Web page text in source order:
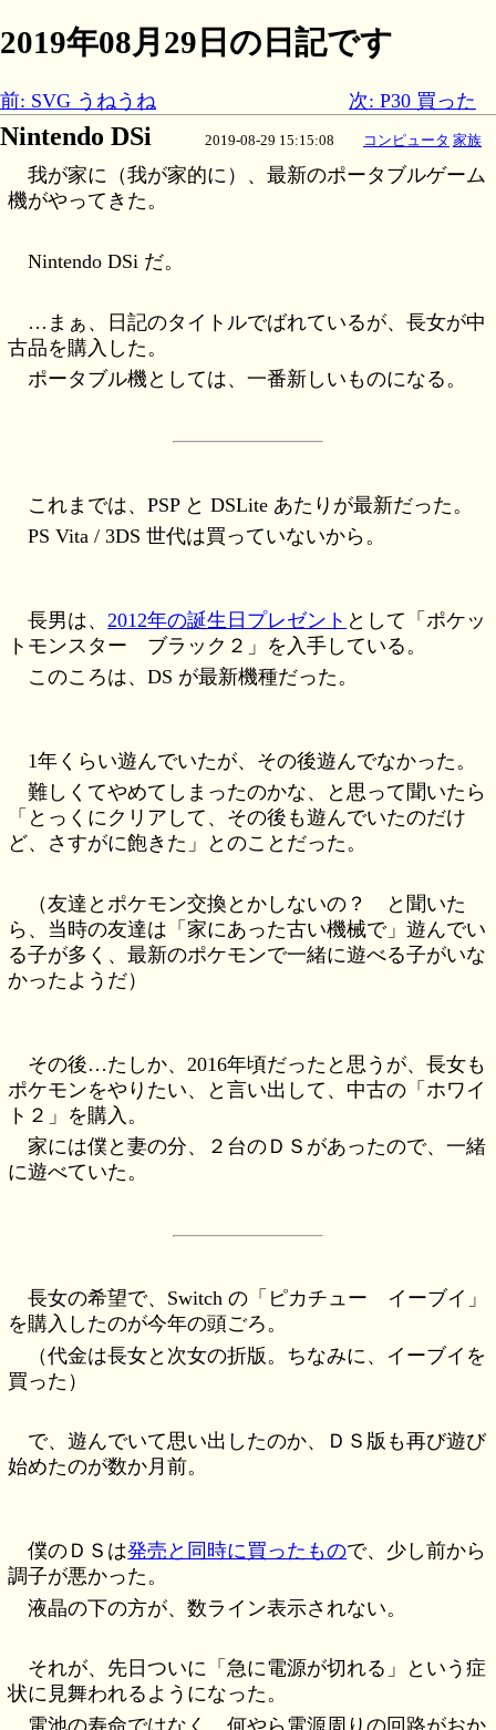
2019年08月29日の日記です
前: SVG うねうね 次: P30 買った
Nintendo DSi 2019-08-29 15:15:08 コンピュータ 家族
我が家に（我が家的に）、最新のポータブルゲーム
機がやってきた。
Nintendo DSi だ。
…まぁ、日記のタイトルでばれているが、長女が中
古品を購入した。
ポータブル機としては、一番新しいものになる。
これまでは、PSP と DSLite あたりが最新だった。
PS Vita / 3DS 世代は買っていないから。
長男は、 2012年の誕生日プレゼント として「ポケッ
トモンスター ブラック２」を入手している。
このころは、DS が最新機種だった。
1年くらい遊んでいたが、その後遊んでなかった。
難しくてやめてしまったのかな、と思って聞いたら
「とっくにクリアして、その後も遊んでいたのだけ
ど、さすがに飽きた」とのことだった。
（友達とポケモン交換とかしないの？ と聞いた
ら、当時の友達は「家にあった古い機械で」遊んでい
る子が多く、最新のポケモンで一緒に遊べる子がいな
かったようだ）
その後…たしか、2016年頃だったと思うが、長女も
ポケモンをやりたい、と言い出して、中古の「ホワイ
ト２」を購入。
家には僕と妻の分、２台のＤＳがあったので、一緒
に遊べていた。
長女の希望で、Switch の「ピカチュー イーブイ」
を購入したのが今年の頭ごろ。
（代金は長女と次女の折版。ちなみに、イーブイを
買った）
で、遊んでいて思い出したのか、ＤＳ版も再び遊び
始めたのが数か月前。
僕のＤＳは発売と同時に買ったもので、少し前から
調子が悪かった。
液晶の下の方が、数ライン表示されない。
それが、先日ついに「急に電源が切れる」という症
状に見舞われるようになった。
電池の寿命ではなく、何やら電源周りの回路がおか